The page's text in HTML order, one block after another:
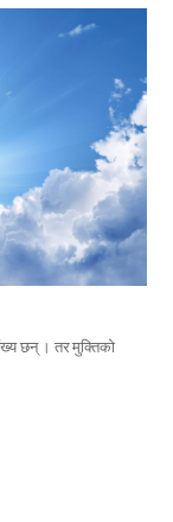
छन् । तर मुक्तिको